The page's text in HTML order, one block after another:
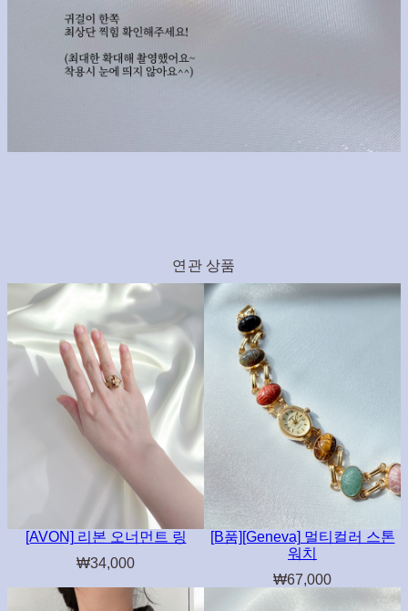
연관 상품
[AVON] 리본 오너먼트 링
₩34,000
[B품][Geneva] 멀티컬러 스톤
워치
₩67,000